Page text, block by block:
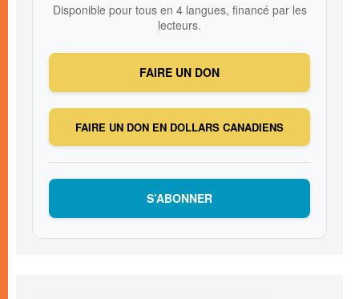
Disponible pour tous en 4 langues, financé par les
lecteurs.
FAIRE UN DON
FAIRE UN DON EN DOLLARS CANADIENS
S’ABONNER